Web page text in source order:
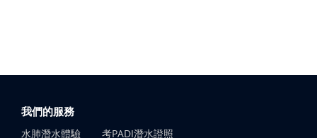
我們的服務
水肺潛水體驗
考PADI潛水證照